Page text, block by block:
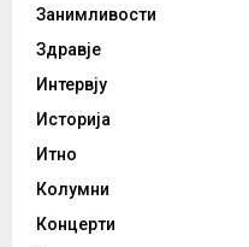
Занимливости
Здравје
Интервју
Историја
Итно
Колумни
Концерти